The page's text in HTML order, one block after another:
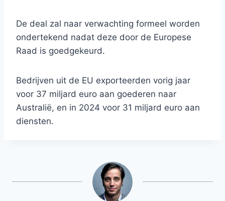
De deal zal naar verwachting formeel worden
ondertekend nadat deze door de Europese
Raad is goedgekeurd.
Bedrijven uit de EU exporteerden vorig jaar
voor 37 miljard euro aan goederen naar
Australië, en in 2024 voor 31 miljard euro aan
diensten.